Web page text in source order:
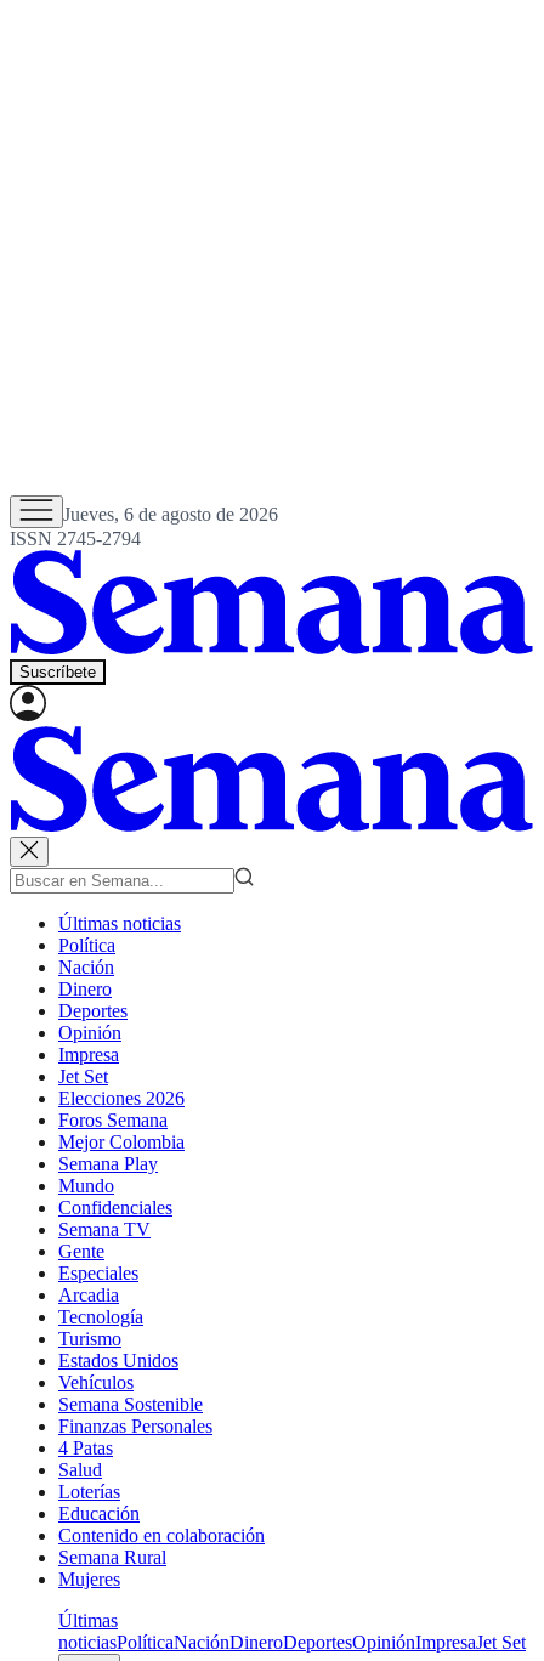
Jueves, 6 de agosto de 2026
ISSN 2745-2794
Suscríbete
Últimas noticias
Política
Nación
Dinero
Deportes
Opinión
Impresa
Jet Set
Elecciones 2026
Foros Semana
Mejor Colombia
Semana Play
Mundo
Confidenciales
Semana TV
Gente
Especiales
Arcadia
Tecnología
Turismo
Estados Unidos
Vehículos
Semana Sostenible
Finanzas Personales
4 Patas
Salud
Loterías
Educación
Contenido en colaboración
Semana Rural
Mujeres
Últimas
noticiasPolíticaNaciónDineroDeportesOpiniónImpresaJet Set